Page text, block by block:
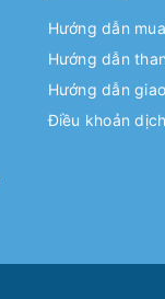
Hướng dẫn
Hướng dẫn
Hướng dẫn
Điều khoản